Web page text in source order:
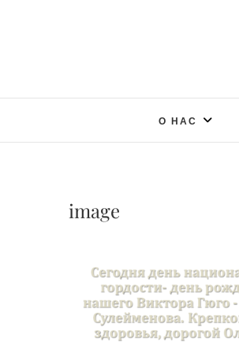
О НАС
image